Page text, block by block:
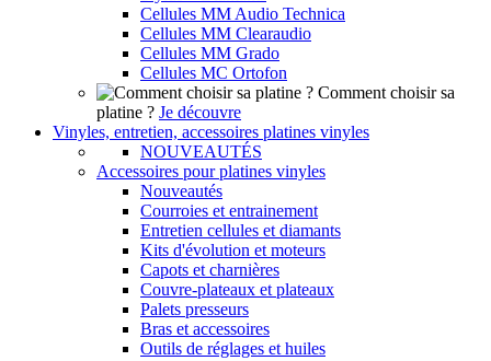
Cellules MM Audio Technica
Cellules MM Clearaudio
Cellules MM Grado
Cellules MC Ortofon
Comment choisir sa
platine ? Je découvre
Vinyles, entretien, accessoires platines vinyles
NOUVEAUTÉS
Accessoires pour platines vinyles
Nouveautés
Courroies et entrainement
Entretien cellules et diamants
Kits d'évolution et moteurs
Capots et charnières
Couvre-plateaux et plateaux
Palets presseurs
Bras et accessoires
Outils de réglages et huiles